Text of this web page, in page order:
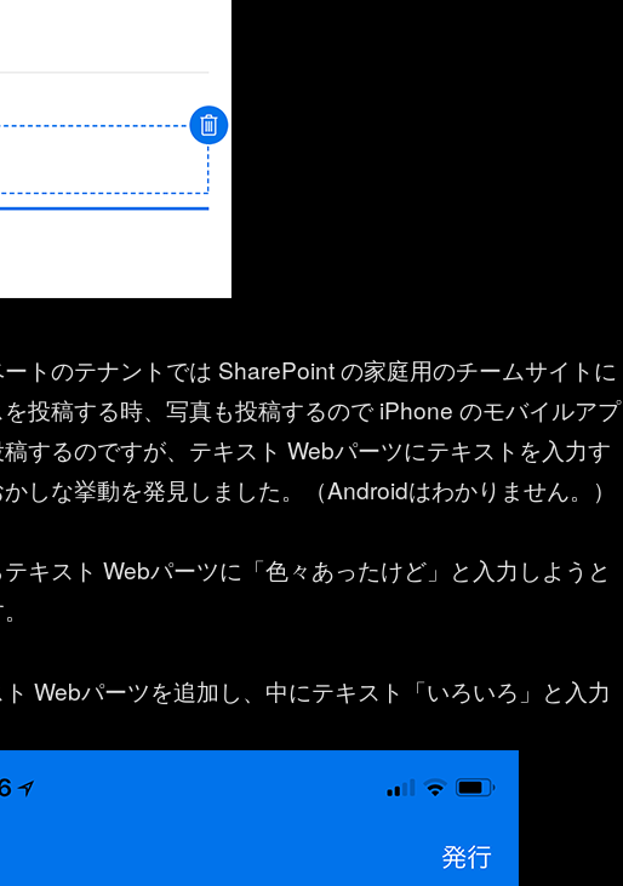
トのテナントでは SharePoint の家庭用のチームサイトに
投稿する時、写真も投稿するので iPhone のモバイルアプ
稿するのですが、テキスト Webパーツにテキストを入力す
しな挙動を発見しました。（Androidはわかりません。）
キスト Webパーツに「色々あったけど」と入力しようと
Webパーツを追加し、中にテキスト「いろいろ」と入力